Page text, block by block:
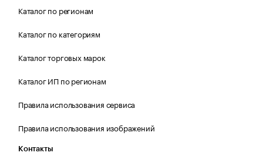
Каталог по регионам
Каталог по категориям
Каталог торговых марок
Каталог ИП по регионам
Правила использования сервиса
Правила использования изображений
Контакты